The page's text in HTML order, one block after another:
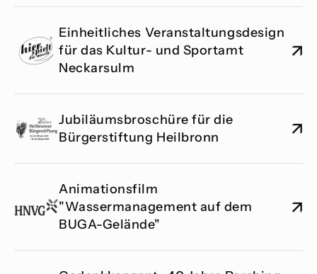
Einheitliches Veranstaltungsdesign
für das Kultur- und Sportamt
Neckarsulm
↗
Jubiläumsbroschüre für die
Bürgerstiftung Heilbronn
↗
Animationsfilm
"Wassermanagement auf dem
BUGA-Gelände"
↗